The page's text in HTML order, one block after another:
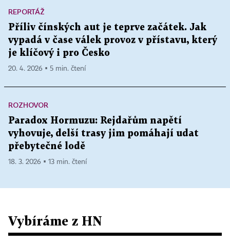
REPORTÁŽ
Příliv čínských aut je teprve začátek. Jak
vypadá v čase válek provoz v přístavu, který
je klíčový i pro Česko
20. 4. 2026 ▪ 5 min. čtení
ROZHOVOR
Paradox Hormuzu: Rejdařům napětí
vyhovuje, delší trasy jim pomáhají udat
přebytečné lodě
18. 3. 2026 ▪ 13 min. čtení
Vybíráme z HN